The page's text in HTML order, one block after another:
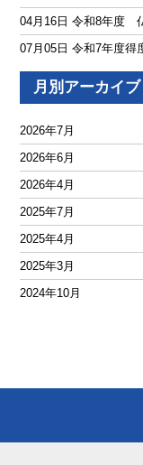
04月16日 令和8年度
07月05日 令和7年度得
04月12日 本願寺眞無
04月03日 令和7年度
03月28日 YouTubeに
03月26日 仏教学院宗
10月20日 YouTubeに
10月11日 令和6年度
08月24日 令和6年度
07月31日 一人（いち
07月20日 得度者が報
04月11日 仏教学院宗
月別アーカイブ
2026年7月
2026年6月
2026年4月
2025年7月
2025年4月
2025年3月
2024年10月